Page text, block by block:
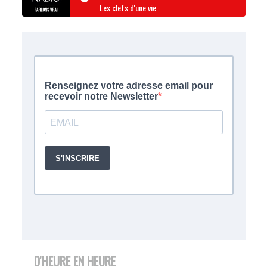
Les clefs d'une vie
D'HEURE EN HEURE